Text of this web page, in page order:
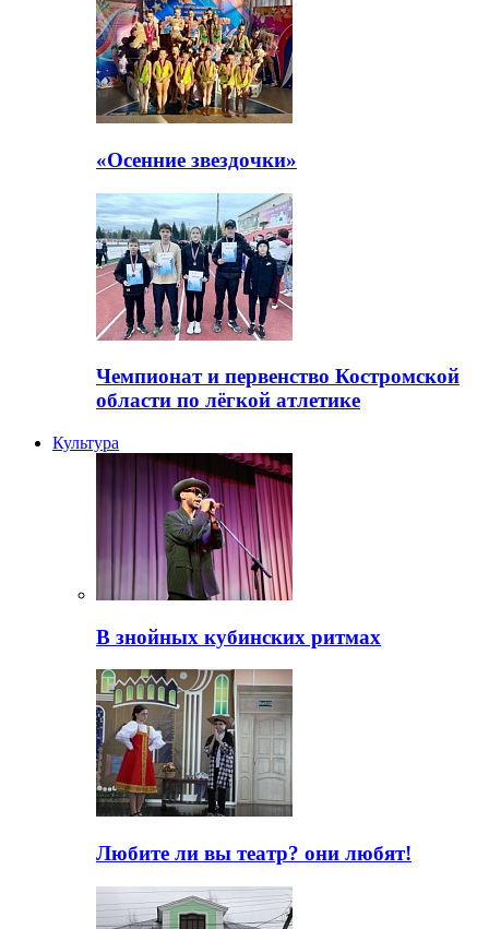
«Осенние звездочки»
Чемпионат и первенство Костромской
области по лёгкой атлетике
Культура
В знойных кубинских ритмах
Любите ли вы театр? они любят!